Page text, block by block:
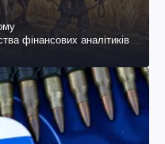
фінансових аналітиків